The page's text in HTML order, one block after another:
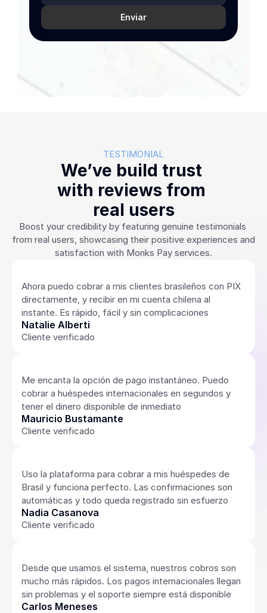
Enviar
TESTIMONIAL
We’ve build trust
with reviews from
real users
Boost your credibility by featuring genuine testimonials
from real users, showcasing their positive experiences and
satisfaction with Monks Pay services.
Ahora puedo cobrar a mis clientes brasileños con PIX
directamente, y recibir en mi cuenta chilena al
instante. Es rápido, fácil y sin complicaciones
Natalie Alberti
Cliente verificado
Me encanta la opción de pago instantáneo. Puedo
cobrar a huéspedes internacionales en segundos y
tener el dinero disponible de inmediato
Mauricio Bustamante
Cliente verificado
Uso la plataforma para cobrar a mis huéspedes de
Brasil y funciona perfecto. Las confirmaciones son
automáticas y todo queda registrado sin esfuerzo
Nadia Casanova
Cliente verificado
Desde que usamos el sistema, nuestros cobros son
mucho más rápidos. Los pagos internacionales llegan
sin problemas y el soporte siempre está disponible
Carlos Meneses